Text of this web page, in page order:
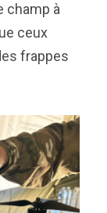
champ à
ceux
frappes